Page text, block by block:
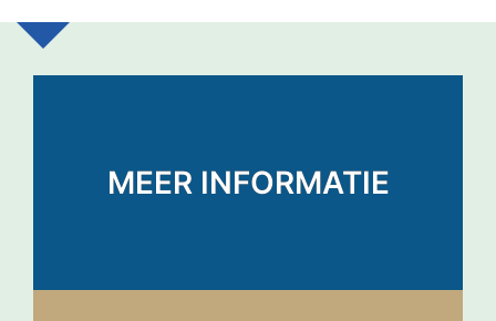
MEER INFORMATIE